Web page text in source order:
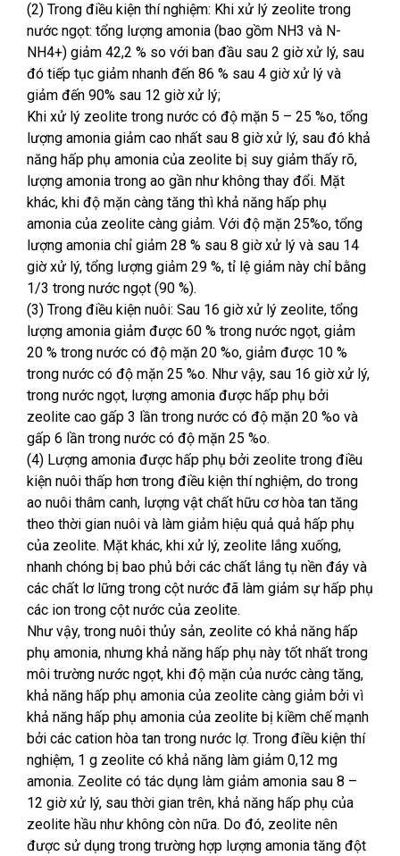
(2) Trong điều kiện thí nghiệm: Khi xử lý zeolite trong
nước ngọt: tổng lượng amonia (bao gồm NH3 và N-
NH4+) giảm 42,2 % so với ban đầu sau 2 giờ xử lý, sau
đó tiếp tục giảm nhanh đến 86 % sau 4 giờ xử lý và
giảm đến 90% sau 12 giờ xử lý;
Khi xử lý zeolite trong nước có độ mặn 5 – 25 %o, tổng
lượng amonia giảm cao nhất sau 8 giờ xử lý, sau đó khả
năng hấp phụ amonia của zeolite bị suy giảm thấy rõ,
lượng amonia trong ao gần như không thay đổi. Mặt
khác, khi độ mặn càng tăng thì khả năng hấp phụ
amonia của zeolite càng giảm. Với độ mặn 25%o, tổng
lượng amonia chỉ giảm 28 % sau 8 giờ xử lý và sau 14
giờ xử lý, tổng lượng giảm 29 %, tỉ lệ giảm này chỉ bằng
1/3 trong nước ngọt (90 %).
(3) Trong điều kiện nuôi: Sau 16 giờ xử lý zeolite, tổng
lượng amonia giảm được 60 % trong nước ngọt, giảm
20 % trong nước có độ mặn 20 %o, giảm được 10 %
trong nước có độ mặn 25 %o. Như vậy, sau 16 giờ xử lý,
trong nước ngọt, lượng amonia được hấp phụ bởi
zeolite cao gấp 3 lần trong nước có độ mặn 20 %o và
gấp 6 lần trong nước có độ mặn 25 %o.
(4) Lượng amonia được hấp phụ bởi zeolite trong điều
kiện nuôi thấp hơn trong điều kiện thí nghiệm, do trong
ao nuôi thâm canh, lượng vật chất hữu cơ hòa tan tăng
theo thời gian nuôi và làm giảm hiệu quả quả hấp phụ
của zeolite. Mặt khác, khi xử lý, zeolite lắng xuống,
nhanh chóng bị bao phủ bởi các chất lắng tụ nền đáy và
các chất lơ lững trong cột nước đã làm giảm sự hấp phụ
các ion trong cột nước của zeolite.
Như vậy, trong nuôi thủy sản, zeolite có khả năng hấp
phụ amonia, nhưng khả năng hấp phụ này tốt nhất trong
môi trường nước ngọt, khi độ mặn của nước càng tăng,
khả năng hấp phụ amonia của zeolite càng giảm bởi vì
khả năng hấp phụ amonia của zeolite bị kiềm chế mạnh
bởi các cation hòa tan trong nước lợ. Trong điều kiện thí
nghiệm, 1 g zeolite có khả năng làm giảm 0,12 mg
amonia. Zeolite có tác dụng làm giảm amonia sau 8 –
12 giờ xử lý, sau thời gian trên, khả năng hấp phụ của
zeolite hầu như không còn nữa. Do đó, zeolite nên
được sử dụng trong trường hợp lượng amonia tăng đột